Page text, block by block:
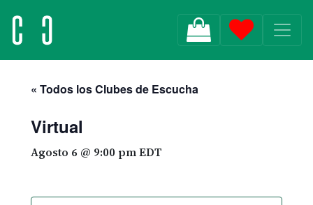
MAIN NAVIGATION
« Todos los Clubes de Escucha
Virtual
Agosto 6 @ 9:00 pmEDT